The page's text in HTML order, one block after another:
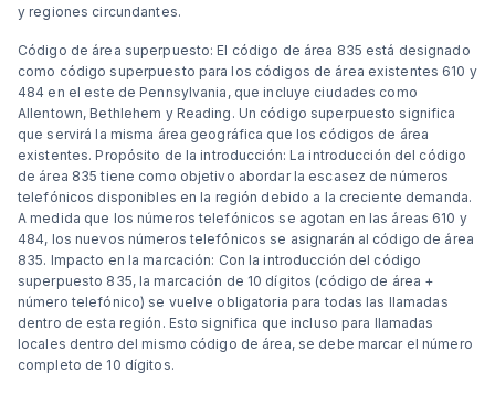
y regiones circundantes.
Código de área superpuesto: El código de área 835 está designado
como código superpuesto para los códigos de área existentes 610 y
484 en el este de Pennsylvania, que incluye ciudades como
Allentown, Bethlehem y Reading. Un código superpuesto significa
que servirá la misma área geográfica que los códigos de área
existentes. Propósito de la introducción: La introducción del código
de área 835 tiene como objetivo abordar la escasez de números
telefónicos disponibles en la región debido a la creciente demanda.
A medida que los números telefónicos se agotan en las áreas 610 y
484, los nuevos números telefónicos se asignarán al código de área
835. Impacto en la marcación: Con la introducción del código
superpuesto 835, la marcación de 10 dígitos (código de área +
número telefónico) se vuelve obligatoria para todas las llamadas
dentro de esta región. Esto significa que incluso para llamadas
locales dentro del mismo código de área, se debe marcar el número
completo de 10 dígitos.